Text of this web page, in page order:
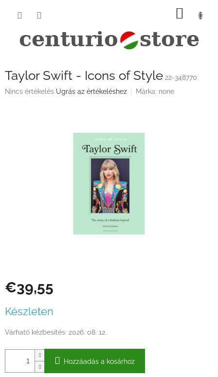
KOSÁR
Taylor Swift - Icons of Style 22-348770
A
Nincs értékelés Ugrás az értékeléshez Márka: none
€39,55
Készleten
Várható kézbesítés: 2026. 08. 12.
Hozzáadás a kosárhoz